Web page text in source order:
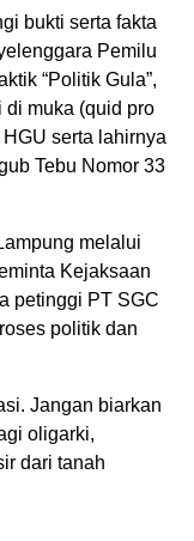
bukti serta fakta
Pemilu
“Politik Gula”,
muka (quid pro
serta lahirnya
Tebu Nomor 33
melalui
Kejaksaan
petinggi PT SGC
politik dan
Jangan biarkan
oligarki,
dari tanah